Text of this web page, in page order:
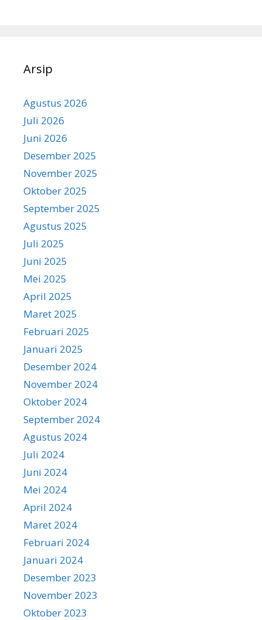
Arsip
Agustus 2026
Juli 2026
Juni 2026
Desember 2025
November 2025
Oktober 2025
September 2025
Agustus 2025
Juli 2025
Juni 2025
Mei 2025
April 2025
Maret 2025
Februari 2025
Januari 2025
Desember 2024
November 2024
Oktober 2024
September 2024
Agustus 2024
Juli 2024
Juni 2024
Mei 2024
April 2024
Maret 2024
Februari 2024
Januari 2024
Desember 2023
November 2023
Oktober 2023